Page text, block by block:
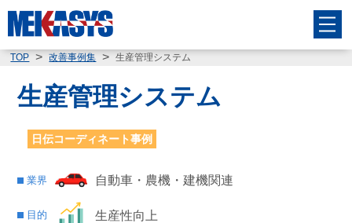
TOP 改善事例集 生産管理システム
生産管理システム
日伝コーディネート事例
業界 自動車・農機・建機関連
目的 生産性向上